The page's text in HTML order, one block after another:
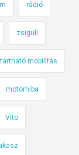
rádió
zsiguli
mobilitás
motorhiba
Vito